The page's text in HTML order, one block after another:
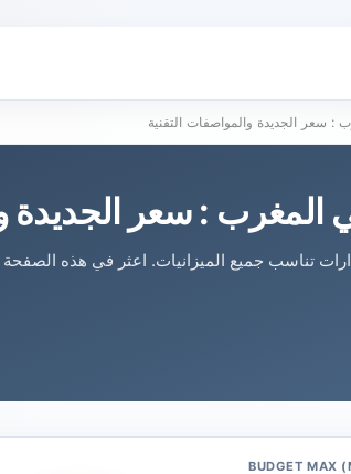
في المغرب بعدة إصدارات تناسب جميع الميزانيات. اعثر في
BUDGET MAX